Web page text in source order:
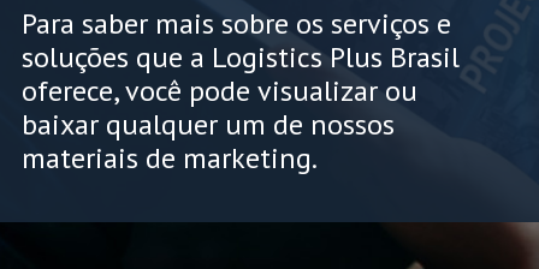
Para saber mais sobre os serviços e
soluções que a Logistics Plus Brasil
oferece, você pode visualizar ou
baixar qualquer um de nossos
materiais de marketing.